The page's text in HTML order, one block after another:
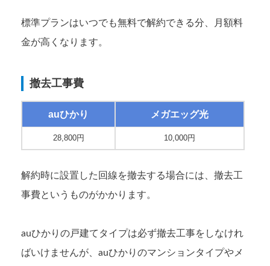
標準プランはいつでも無料で解約できる分、月額料
金が高くなります。
撤去工事費
auひかり メガエッグ光
28,800円 10,000円
解約時に設置した回線を撤去する場合には、撤去工
事費というものがかかります。
auひかりの戸建てタイプは必ず撤去工事をしなけれ
ばいけませんが、auひかりのマンションタイプやメ